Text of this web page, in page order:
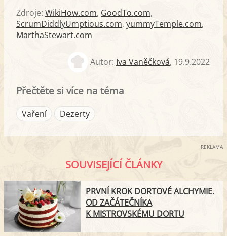
Zdroje: WikiHow.com, GoodTo.com,
ScrumDiddlyUmptious.com, yummyTemple.com,
MarthaStewart.com
Autor: Iva Vaněčková, 19.9.2022
Přečtěte si více na téma
Vaření Dezerty
REKLAMA
SOUVISEJÍCÍ ČLÁNKY
PRVNÍ KROK DORTOVÉ ALCHYMIE.
OD ZAČÁTEČNÍKA
K MISTROVSKÉMU DORTU